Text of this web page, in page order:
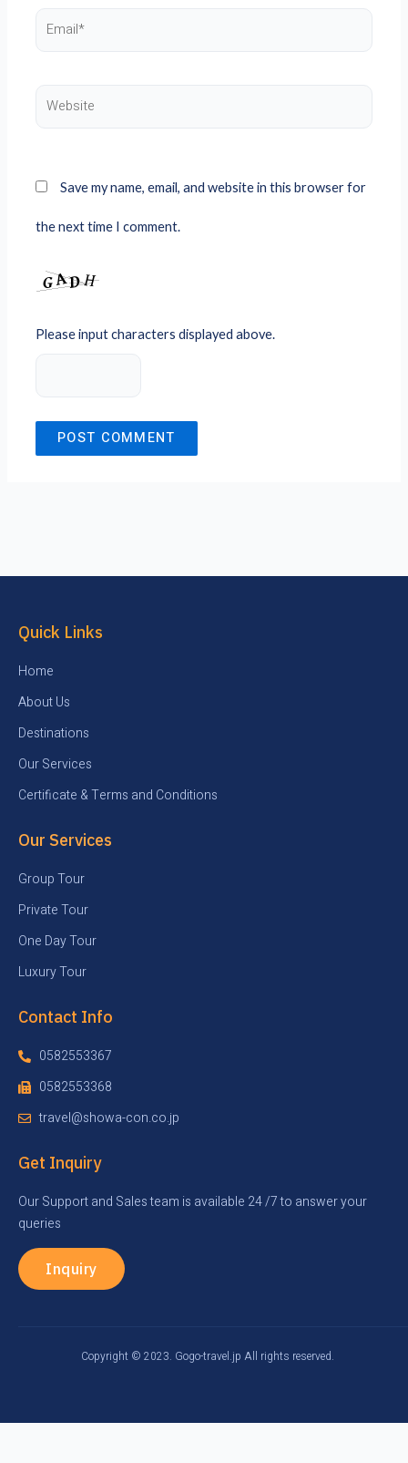
Email*
Website
Save my name, email, and website in this browser for
the next time I comment.
Please input characters displayed above.
Quick Links
Home
About Us
Destinations
Our Services
Certificate & Terms and Conditions
Our Services
Group Tour
Private Tour
One Day Tour
Luxury Tour
Contact Info
0582553367
0582553368
travel@showa-con.co.jp
Get Inquiry
Our Support and Sales team is available 24 /7 to answer your
queries
Inquiry
Copyright © 2023. Gogo-travel.jp All rights reserved.